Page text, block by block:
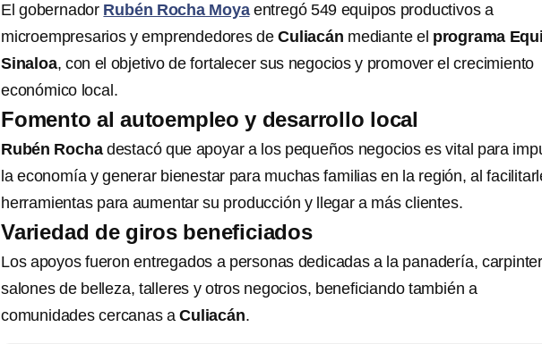
El gobernador Rubén Rocha Moyaentregó 549 equipos productivos a
microempresarios y emprendedores deCuliacán mediante el programa
Sinaloa, con el objetivo de fortalecer sus negocios y promover el crecimiento
económico local.
Fomento al autoempleo y desarrollo local
Rubén Rochadestacó que apoyar a los pequeños negocios es vital para
la economía y generar bienestar para muchas familias en la región, al
herramientas para aumentar su producción y llegar a más clientes.
Variedad de giros beneficiados
Los apoyos fueron entregados a personas dedicadas a la panadería,
salones de belleza, talleres y otros negocios, beneficiando también a
comunidades cercanas aCuliacán.